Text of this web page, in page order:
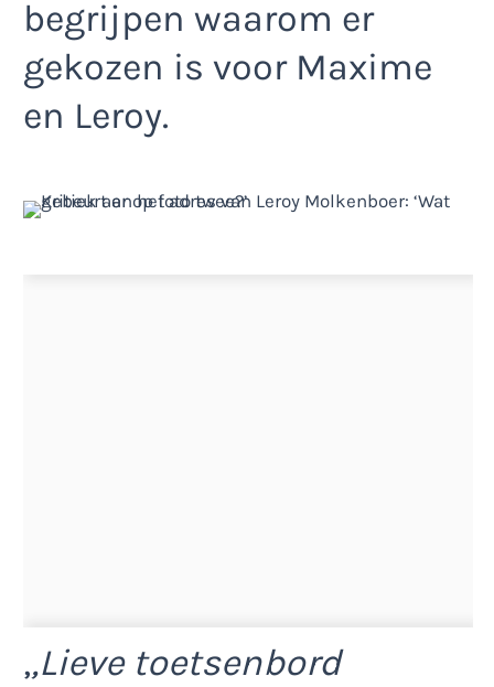
begrijpen waarom er
gekozen is voor Maxime
en Leroy.
,,Lieve toetsenbord